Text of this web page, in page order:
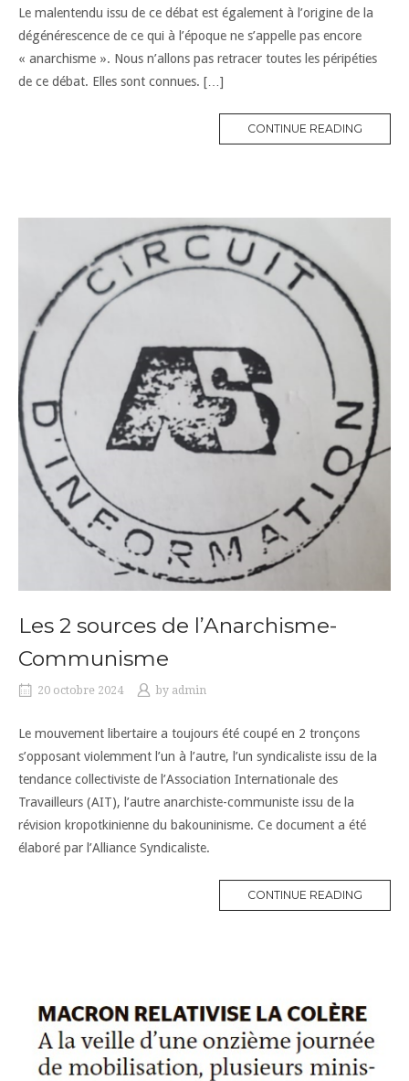
Le malentendu issu de ce débat est également à l’origine de la
dégénérescence de ce qui à l’époque ne s’appelle pas encore
« anarchisme ». Nous n’allons pas retracer toutes les péripéties
de ce débat. Elles sont connues. […]
CONTINUE READING
Les 2 sources de l’Anarchisme-
Communisme
20 octobre 2024 by admin
Le mouvement libertaire a toujours été coupé en 2 tronçons
s’opposant violemment l’un à l’autre, l’un syndicaliste issu de la
tendance collectiviste de l’Association Internationale des
Travailleurs (AIT), l’autre anarchiste-communiste issu de la
révision kropotkinienne du bakouninisme. Ce document a été
élaboré par l’Alliance Syndicaliste.
CONTINUE READING